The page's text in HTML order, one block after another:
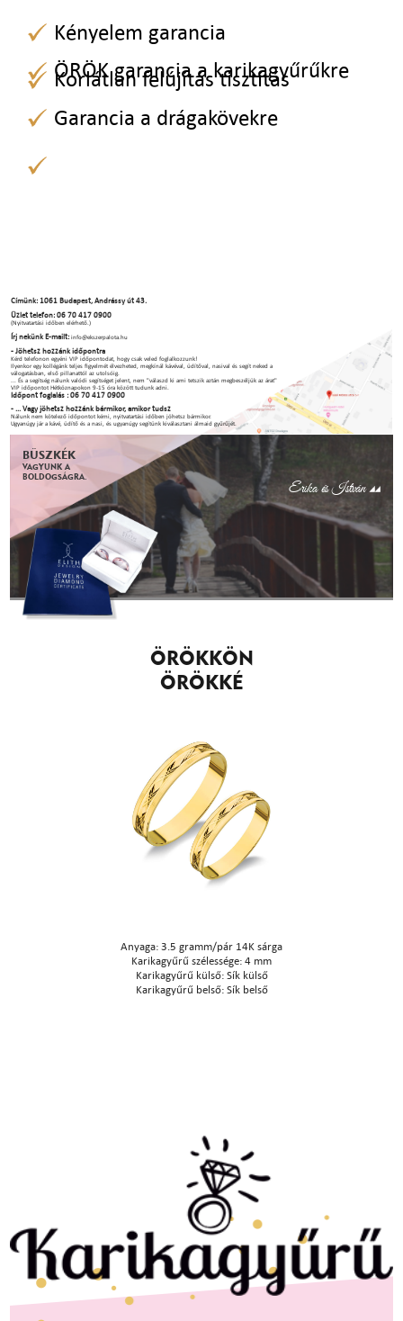
Kényelem garancia
Korlátlan felújítás tisztítás
ÖRÖK garancia a karikagyűrűkre
Garancia a drágakövekre
Címünk: 1061 Budapest, Andrássy út 43.
Üzlet telefon: 06 70 417 0900
(Nyitvatartási időben elérhető.)
Írj nekünk E-mailt:info@ekszerpalota.hu
- Jöhetsz hozzánk időpontra
Kérd telefonon egyéni VIP időpontodat, hogy csak veled foglalkozzunk!
Ilyenkor egy kollégánk teljes figyelmét élvezheted, megkínál kávéval, üdítőval, nasival és segít neked a
válogatásban, első pillanattól az utolsóig.
... És a segítség nálunk valódi segítséget jelent, nem "válaszd ki ami tetszik aztán megbeszéljük az árat"
VIP időpontot Hétköznapokon 9-15 óra között tudunk adni.
Időpont foglalás : 06 70 417 0900
- ... Vagy jöhetsz hozzánk bármikor, amikor tudsz
Nálunk nem kötelező időpontot kérni, nyitvatartási időben jöhetsz bármikor.
Ugyanúgy jár a kávé, üdítő és a nasi, és ugyanúgy segítünk kiválasztani álmaid gyűrűjét.
BÜSZKÉK
VAGYUNK A
BOLDOGSÁGRA.
Erika és István
ÖRÖKKÖN
ÖRÖKKÉ
Anyaga: 3.5 gramm/pár 14K sárga
Karikagyűrű szélessége: 4 mm
Karikagyűrű külső: Sík külső
Karikagyűrű belső: Sík belső